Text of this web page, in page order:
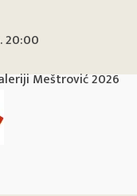
20:00
Meštrović 2026